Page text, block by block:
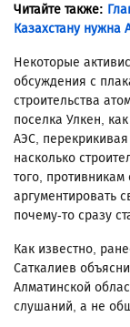
Читайте также:
Казахстану нужна
Некоторые
обсуждения с
строительства
поселка Улкен,
АЭС,
насколько
того,
аргументировать
почему-то сразу
Как известно,
Саткалиев
Алматинской
слушаний, а не